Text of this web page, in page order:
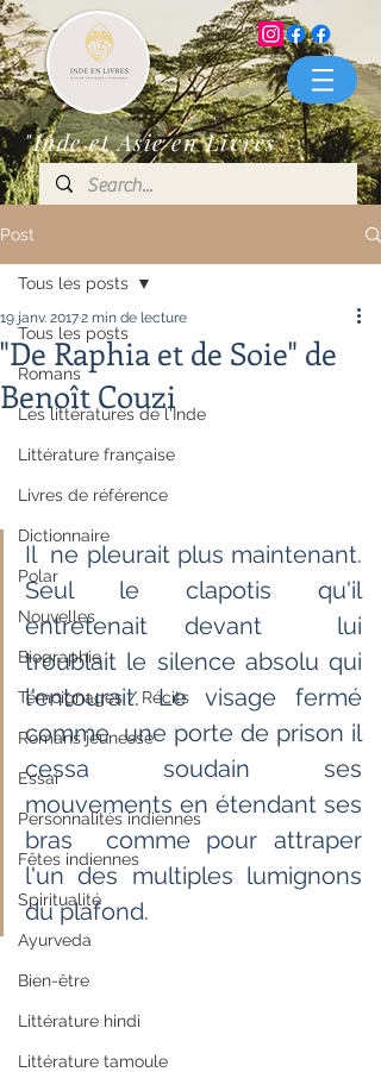
"Inde et Asie en Livres"
Post
Tous les posts
Romans
Les littératures de l'Inde
Littérature française
Livres de référence
Dictionnaire
Polar
Nouvelles
Biographie
Témoignages / Récits
Romans jeunesse
Essai
Personnalités indiennes
Fêtes indiennes
Spiritualité
Ayurveda
Bien-être
Littérature hindi
Littérature tamoule
Tous les posts
"De Raphia et de Soie" de
Benoît Couzi
19 janv. 20172 min de lecture
Il  ne pleurait plus maintenant.
Seul le clapotis qu'il
entretenait devant  lui
troublait le silence absolu qui
l'entourait. Le visage fermé
comme  une porte de prison il
cessa soudain ses
mouvements en étendant ses
bras  comme pour attraper
l'un des multiples lumignons
du plafond.